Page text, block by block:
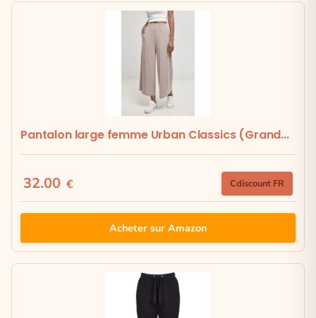
Pantalon large femme Urban Classics (Grand...
32.00 € Cdiscount FR
Acheter sur Amazon